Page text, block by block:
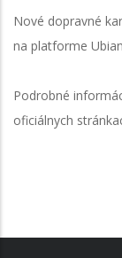
Nové dopravné
na platforme
Podrobné
oficiálnych